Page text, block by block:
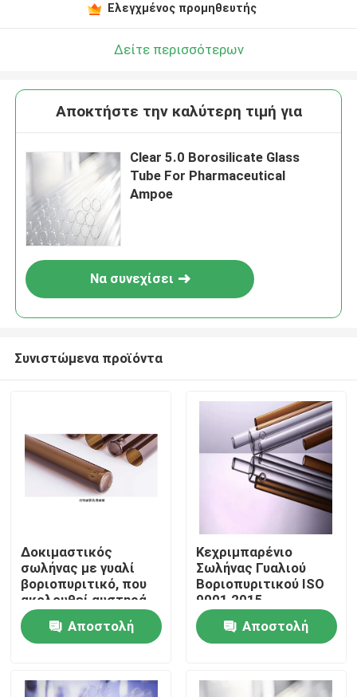
Σπίτι
Προϊόντα
Σχετικά με εμάς
Ελεγχμένος προμηθευτής
Δείτε περισσότερων
Αποκτήστε την καλύτερη τιμή για
Clear 5.0 Borosilicate Glass
Tube For Pharmaceutical
Ampoe
Να συνεχίσει
Συνιστώμενα προϊόντα
Δοκιμαστικός
σωλήνας με γυαλί
βοριοπυριτικό, που
ακολουθεί αυστηρά
τα πρότυπα YBB και
ISO
Αποστολή
Κεχριμπαρένιο
Σωλήνας Γυαλιού
Βοριοπυριτικού ISO
9001 2015
Πιστοποιημένο και
Συμμορφωμένο με
DMF NO 28775 για
Εφαρμογές
Αποστολή